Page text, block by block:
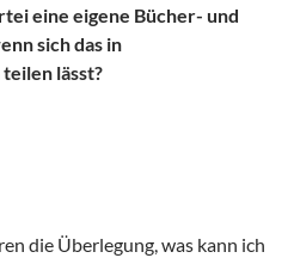
eine eigene Bücher- und
sich das in
lässt?
die Überlegung, was kann ich